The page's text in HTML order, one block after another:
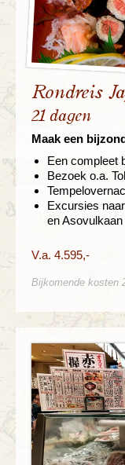
Rondreis
21 dagen
Maak een
Een compleet
Bezoek o.a.
Excursies
en Asovulkaan
V.a. 4.595,-
Bijkomende kosten